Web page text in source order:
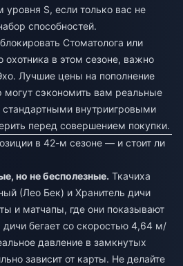
S, если только вас не
способностей.
Стоматолога или
охотника в этом сезоне, важно
Лучшие цены на пополнение
могут сэкономить вам реальные
стандартными внутриигровыми
перед совершением покупки.
в 42-м сезоне — и стоит ли
но не бесполезные. Ткачиха
(Лео Бек) и Хранитель дичи
и матчапы, где они показывают
бегает со скоростью 4,64 м/
давление в замкнутых
зависит от карты. Не делайте